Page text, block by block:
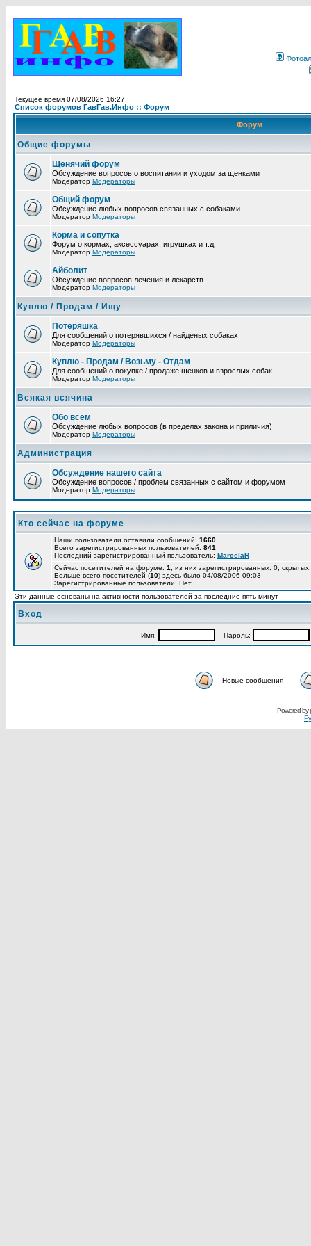
Текущее время 07/08/2026 16:27
Список форумов ГавГав.Инфо :: Форум
Форум
Общие форумы
Щенячий форум
Обсуждение вопросов о воспитании и уходом за щенками
Модератор Модераторы
Общий форум
Обсуждение любых вопросов связанных с собаками
Модератор Модераторы
Корма и сопутка
Форум о кормах, аксессуарах, игрушках и т.д.
Модератор Модераторы
Айболит
Обсуждение вопросов лечения и лекарств
Модератор Модераторы
Куплю / Продам / Ищу
Потеряшка
Для сообщений о потерявшихся / найденых собаках
Модератор Модераторы
Куплю - Продам / Возьму - Отдам
Для сообщений о покупке / продаже щенков и взрослых собак
Модератор Модераторы
Всякая всячина
Обо всем
Обсуждение любых вопросов (в пределах закона и приличия)
Модератор Модераторы
Администрация
Обсуждение нашего сайта
Обсуждение вопросов / проблем связанных с сайтом и форумом
Модератор Модераторы
Кто сейчас на форуме
Наши пользователи оставили сообщений: 1660
Всего зарегистрированных пользователей: 841
Последний зарегистрированный пользователь: MarcelaR
Сейчас посетителей на форуме: 1
, из них зарегистрированных: 0,
Больше всего посетителей (10) здесь было 04/08/2006 09:03
Зарегистрированные пользователи: Нет
Эти данные основаны на активности пользователей за последние пять минут
Вход
Имя: Пароль:
Новые сообщения
Powered by